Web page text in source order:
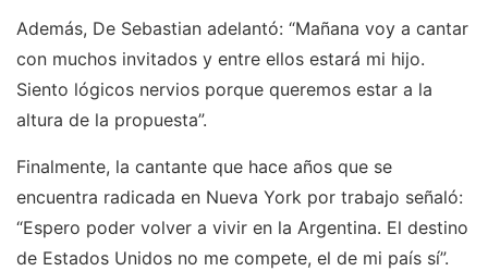
Además, De Sebastian adelantó: “Mañana voy a cantar
con muchos invitados y entre ellos estará mi hijo.
Siento lógicos nervios porque queremos estar a la
altura de la propuesta”.
Finalmente, la cantante que hace años que se
encuentra radicada en Nueva York por trabajo señaló:
“Espero poder volver a vivir en la Argentina. El destino
de Estados Unidos no me compete, el de mi país sí”.